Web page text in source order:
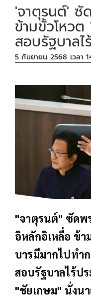
'จาตุรนต์' ซั
ข้ามขั้วโหว
สอบรัฐบาล
5 กันยายน 2568 เวลา
"จาตุรนต์" ซัดพ
อิหลักอิเหลื่อ ข้
บารมีมากไปทำ
สอบรัฐบาลไร้ป
"ชัยเกษม" นั่งน